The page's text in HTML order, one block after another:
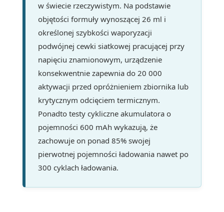
w świecie rzeczywistym. Na podstawie
objętości formuły wynoszącej 26 ml i
określonej szybkości waporyzacji
podwójnej cewki siatkowej pracującej przy
napięciu znamionowym, urządzenie
konsekwentnie zapewnia do 20 000
aktywacji przed opróżnieniem zbiornika lub
krytycznym odcięciem termicznym.
Ponadto testy cykliczne akumulatora o
pojemności 600 mAh wykazują, że
zachowuje on ponad 85% swojej
pierwotnej pojemności ładowania nawet po
300 cyklach ładowania.